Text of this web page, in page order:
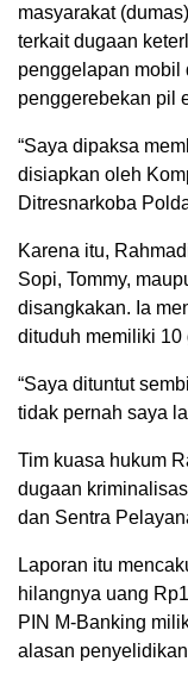
masyarakat
terkait dugaan
penggelapan mobil
penggerebekan pil
“Saya dipaksa
disiapkan oleh
Ditresnarkoba
Karena itu,
Sopi, Tommy,
disangkakan. Ia
dituduh memiliki 10
“Saya dituntut
tidak pernah saya
Tim kuasa hukum
dugaan
dan Sentra
Laporan itu
hilangnya uang
PIN M-Banking
alasan